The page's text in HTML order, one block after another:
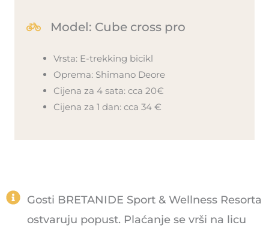
Model: Cube cross pro
Vrsta: E-trekking bicikl
Oprema: Shimano Deore
Cijena za 4 sata: cca 20€
Cijena za 1 dan: cca 34 €
Gosti BRETANIDE Sport & Wellness Resorta
ostvaruju popust. Plaćanje se vrši na licu